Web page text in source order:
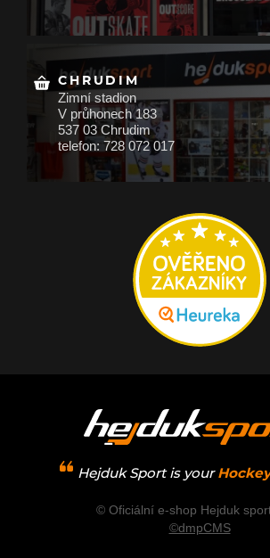
CHRUDIM
Zimní stadion
V průhonech 183
537 03 Chrudim
telefon: 728 072 017
Hejduk Sport is your
© Oficiální e-shop Hejduk sport
©dmpCMS